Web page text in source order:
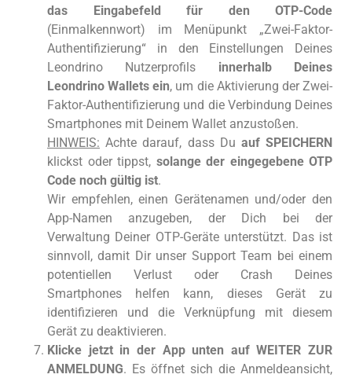
das Eingabefeld für den OTP-Code
(Einmalkennwort) im Menüpunkt „Zwei-Faktor-
Authentifizierung“ in den Einstellungen Deines
Leondrino Nutzerprofils innerhalb Deines
Leondrino Wallets ein, um die Aktivierung der Zwei-
Faktor-Authentifizierung und die Verbindung Deines
Smartphones mit Deinem Wallet anzustoßen.
HINWEIS: Achte darauf, dass Du auf SPEICHERN
klickst oder tippst, solange der eingegebene OTP
Code noch gültig ist.
Wir empfehlen, einen Gerätenamen und/oder den
App-Namen anzugeben, der Dich bei der
Verwaltung Deiner OTP-Geräte unterstützt. Das ist
sinnvoll, damit Dir unser Support Team bei einem
potentiellen Verlust oder Crash Deines
Smartphones helfen kann, dieses Gerät zu
identifizieren und die Verknüpfung mit diesem
Gerät zu deaktivieren.
Klicke jetzt in der App unten auf WEITER ZUR
ANMELDUNG. Es öffnet sich die Anmeldeansicht,